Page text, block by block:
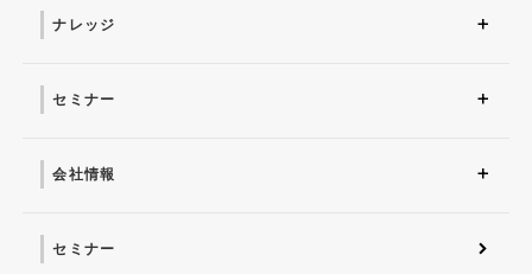
ナレッジ
セミナー
会社情報
セミナー